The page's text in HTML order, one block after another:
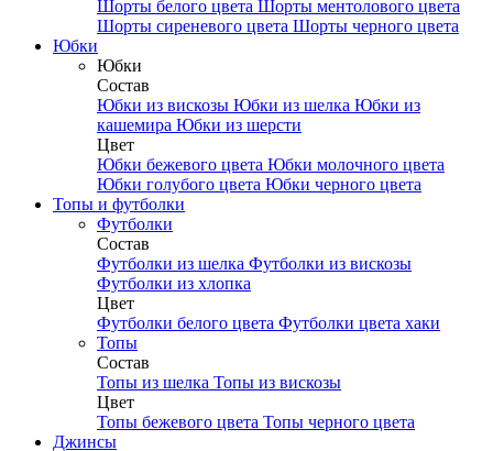
Шорты белого цвета Шорты ментолового цвета
Шорты сиреневого цвета Шорты черного цвета
Юбки
Юбки
Состав
Юбки из вискозы Юбки из шелка Юбки из
кашемира Юбки из шерсти
Цвет
Юбки бежевого цвета Юбки молочного цвета
Юбки голубого цвета Юбки черного цвета
Топы и футболки
Футболки
Состав
Футболки из шелка Футболки из вискозы
Футболки из хлопка
Цвет
Футболки белого цвета Футболки цвета хаки
Топы
Состав
Топы из шелка Топы из вискозы
Цвет
Топы бежевого цвета Топы черного цвета
Джинсы